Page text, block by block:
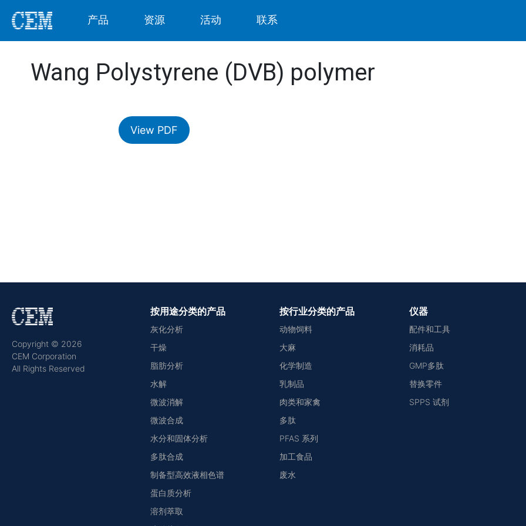
产品 资源 活动 联系
Wang Polystyrene (DVB) polymer
View PDF
Copyright © 2026
CEM Corporation
All Rights Reserved
按用途分类的产品
灰化分析
干燥
脂肪分析
水解
微波消解
微波合成
水分和固体分析
多肽合成
制备型高效液相色谱
蛋白质分析
溶剂萃取
按行业分类的产品
动物饲料
大麻
化学制造
乳制品
肉类和家禽
多肽
PFAS 系列
加工食品
废水
仪器
配件和工具
消耗品
GMP多肽
替换零件
SPPS 试剂